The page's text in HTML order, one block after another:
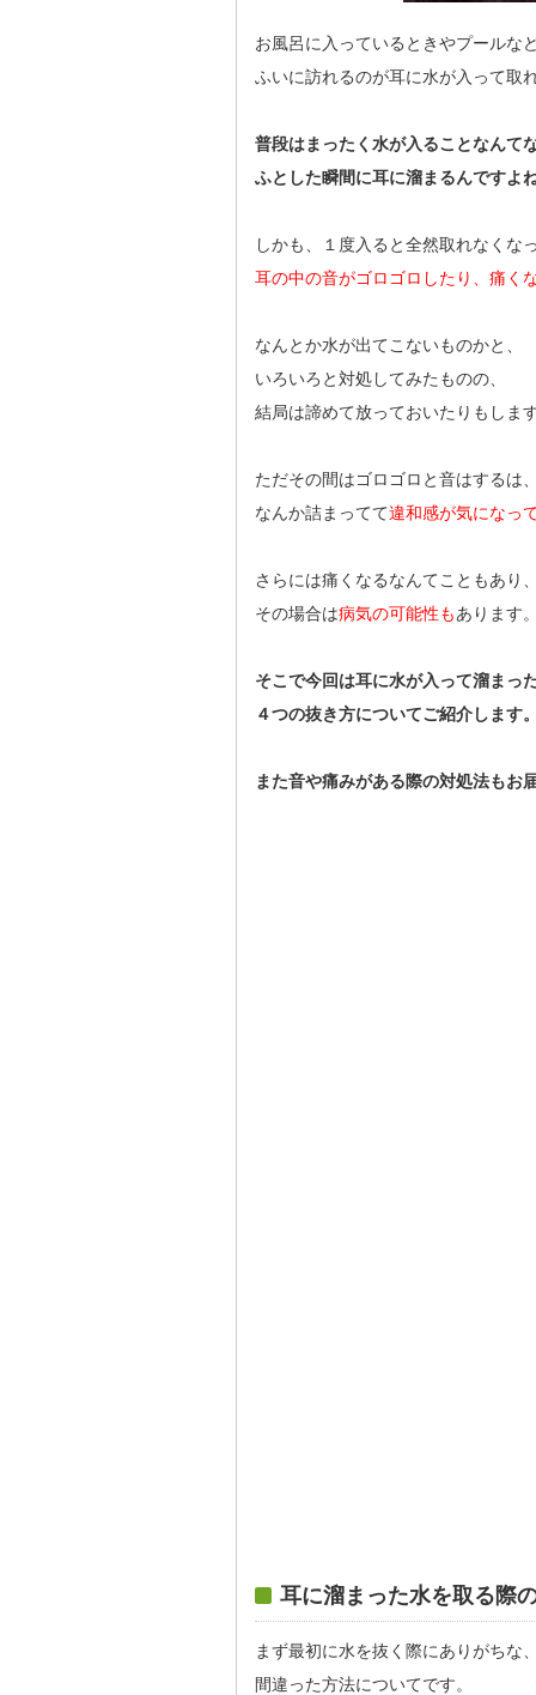
お風呂に入っているときやプールな
ふいに訪れるのが耳に水が入って取
普段はまったく水が入ることなんて
ふとした瞬間に耳に溜まるんですよね
しかも、１度入ると全然取れなくな
耳の中の音がゴロゴロしたり、痛く
なんとか水が出てこないものかと、
いろいろと対処してみたものの、
結局は諦めて放っておいたりもします
ただその間はゴロゴロと音はするは、
なんか詰まってて違和感が気になっ
さらには痛くなるなんてこともあり、
その場合は病気の可能性もあります。
そこで今回は耳に水が入って溜まっ
４つの抜き方についてご紹介します。
また音や痛みがある際の対処法もお
耳に溜まった水を取る際
まず最初に水を抜く際にありがちな、
間違った方法についてです。